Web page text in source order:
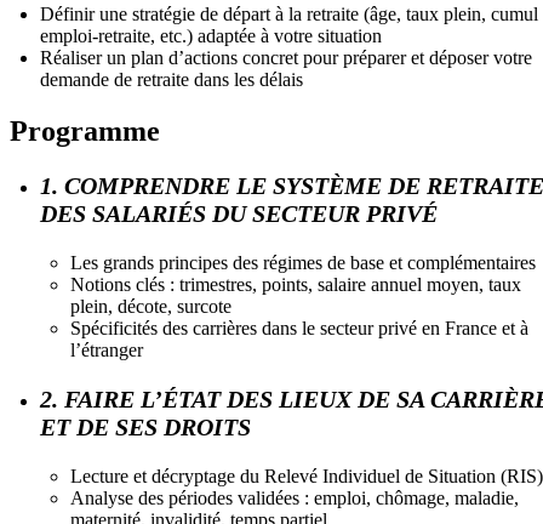
Définir une stratégie de départ à la retraite (âge, taux plein, cumul
emploi-retraite, etc.) adaptée à votre situation
Réaliser un plan d’actions concret pour préparer et déposer votre
demande de retraite dans les délais
Programme
1. COMPRENDRE LE SYSTÈME DE RETRAITE
DES SALARIÉS DU SECTEUR PRIVÉ
Les grands principes des régimes de base et complémentaires
Notions clés : trimestres, points, salaire annuel moyen, taux
plein, décote, surcote
Spécificités des carrières dans le secteur privé en France et à
l’étranger
2. FAIRE L’ÉTAT DES LIEUX DE SA
ET DE SES DROITS
Lecture et décryptage du Relevé Individuel de Situation (RIS)
Analyse des périodes validées : emploi, chômage, maladie,
maternité, invalidité, temps partiel